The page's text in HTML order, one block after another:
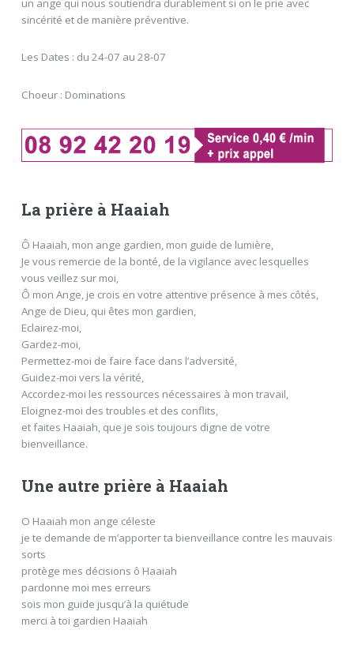
un ange qui nous soutiendra durablement si on le prie avec
sincérité et de manière préventive.
Les Dates : du 24-07 au 28-07
Choeur : Dominations
La prière à Haaiah
Ô Haaiah, mon ange gardien, mon guide de lumière,
Je vous remercie de la bonté, de la vigilance avec lesquelles
vous veillez sur moi,
Ô mon Ange, je crois en votre attentive présence à mes côtés,
Ange de Dieu, qui êtes mon gardien,
Eclairez-moi,
Gardez-moi,
Permettez-moi de faire face dans l’adversité,
Guidez-moi vers la vérité,
Accordez-moi les ressources nécessaires à mon travail,
Eloignez-moi des troubles et des conflits,
et faites Haaiah, que je sois toujours digne de votre
bienveillance.
Une autre prière à Haaiah
O Haaiah mon ange céleste
je te demande de m’apporter ta bienveillance contre les mauvais
sorts
protège mes décisions ô Haaiah
pardonne moi mes erreurs
sois mon guide jusqu’à la quiétude
merci à toi gardien Haaiah